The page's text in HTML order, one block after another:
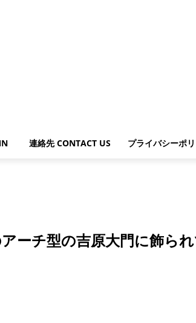
連絡先 CONTACT US プライバシーポ
ーチ型の吉原大門に飾ら